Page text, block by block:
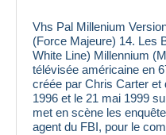
Vhs Pal Millenium
(Force Majeure) 14. Les
White Line) Millennium
télévisée américaine en
créée par Chris Carter et
1996 et le 21 mai 1999
met en scène les
agent du FBI, pour le